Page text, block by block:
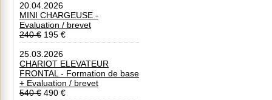
20.04.2026
MINI CHARGEUSE -
Evaluation / brevet
240 € 195 €
25.03.2026
CHARIOT ELEVATEUR
FRONTAL - Formation de base
+ Evaluation / brevet
540 € 490 €